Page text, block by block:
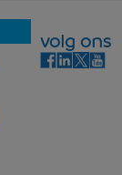
volg ons